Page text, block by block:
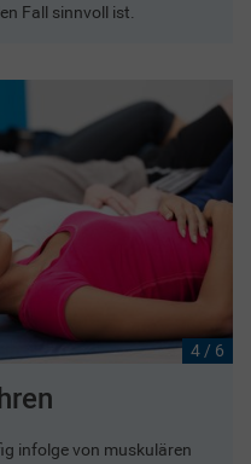
Fall sinnvoll ist.
4 / 6
infolge von muskulären